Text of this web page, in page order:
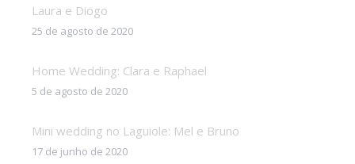
Laura e Diogo
25 de agosto de 2020
Home Wedding: Clara e Raphael
5 de agosto de 2020
Mini wedding no Laguiole: Mel e Bruno
17 de junho de 2020